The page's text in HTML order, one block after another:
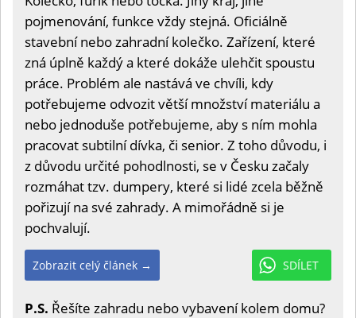
pojmenování, funkce vždy stejná. Oficiálně
stavební nebo zahradní kolečko. Zařízení, které
zná úplně každý a které dokáže ulehčit spoustu
práce. Problém ale nastává ve chvíli, kdy
potřebujeme odvozit větší množství materiálu a
nebo jednoduše potřebujeme, aby s ním mohla
pracovat subtilní dívka, či senior. Z toho důvodu, i
z důvodu určité pohodlnosti, se v Česku začaly
rozmáhat tzv. dumpery, které si lidé zcela běžně
pořizují na své zahrady. A mimořádně si je
pochvalují.
SDÍLET
Zobrazit celý článek →
P.S. Řešíte zahradu nebo vybavení kolem domu?